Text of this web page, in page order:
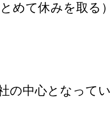
めて休みを取る
の中心となって